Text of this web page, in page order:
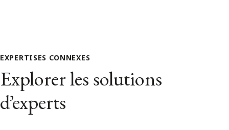
EXPERTISES CONNEXES
Explorer les solutions
d’experts